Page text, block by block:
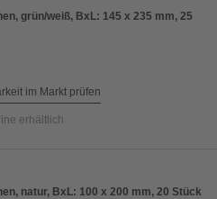
grün/weiß, BxL: 145 x 235 mm, 25
im Markt prüfen
erhältlich
natur, BxL: 100 x 200 mm, 20 Stück